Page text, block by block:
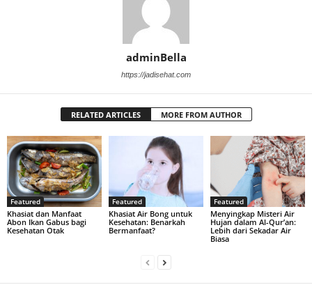
adminBella
https://jadisehat.com
RELATED ARTICLES MORE FROM AUTHOR
Featured
Khasiat dan Manfaat
Abon Ikan Gabus bagi
Kesehatan Otak
Featured
Khasiat Air Bong untuk
Kesehatan: Benarkah
Bermanfaat?
Featured
Menyingkap Misteri Air
Hujan dalam Al-Qur’an:
Lebih dari Sekadar Air
Biasa